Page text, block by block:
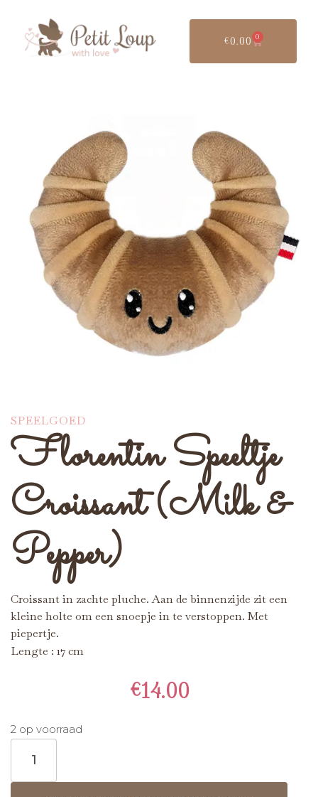
€0.00 0
SPEELGOED
Florentin Speeltje
Croissant (Milk &
Pepper)
Croissant in zachte pluche. Aan de binnenzijde zit een
kleine holte om een snoepje in te verstoppen. Met
piepertje.
Lengte : 17 cm
€14.00
2 op voorraad